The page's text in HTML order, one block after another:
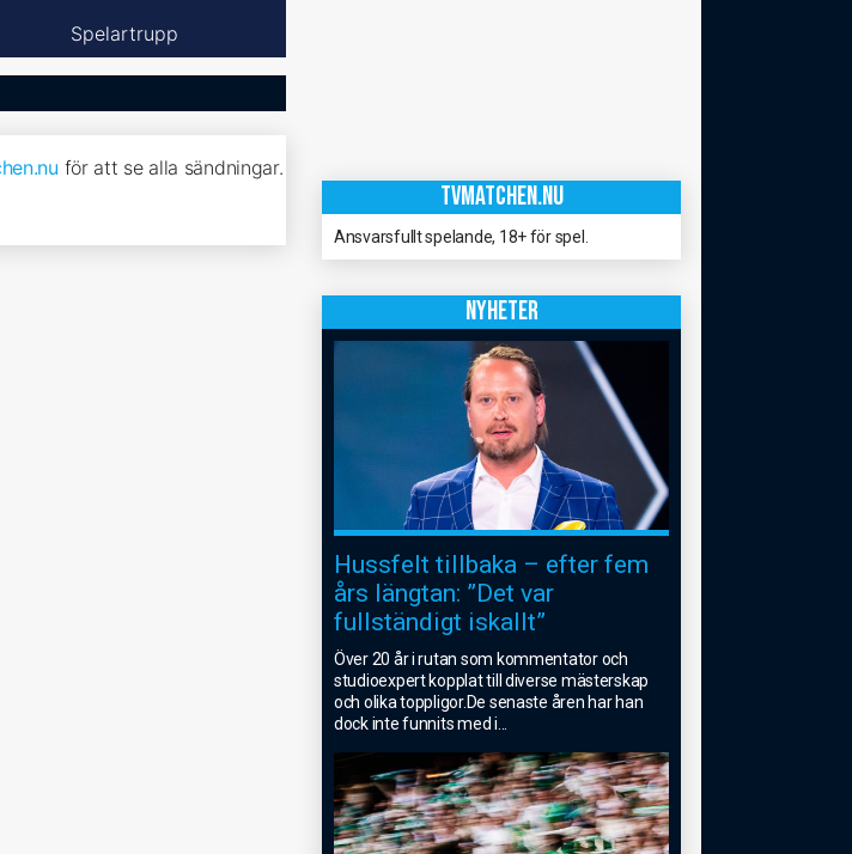
Spelartrupp
för att se alla sändningar.
TVMATCHEN.NU
Ansvarsfullt spelande, 18+ för spel.
NYHETER
Hussfelt tillbaka – efter fem
års längtan: ”Det var
fullständigt iskallt”
Över 20 år i rutan som kommentator och
studioexpert kopplat till diverse mästerskap
och olika toppligor.De senaste åren har han
dock inte funnits med i